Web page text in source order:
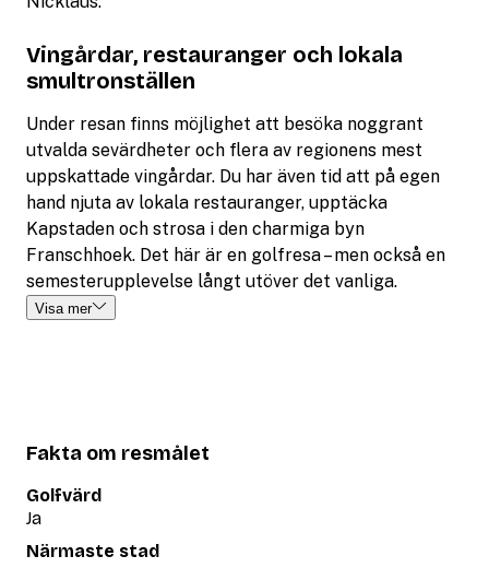
Vingårdar, restauranger och lokala
smultronställen
Under resan finns möjlighet att besöka noggrant
utvalda sevärdheter och flera av regionens mest
uppskattade vingårdar. Du har även tid att på egen
hand njuta av lokala restauranger, upptäcka
Kapstaden och strosa i den charmiga byn
Franschhoek. Det här är en golfresa – men också en
semesterupplevelse långt utöver det vanliga.
Visa mer
Fakta om resmålet
Golfvärd
Ja
Närmaste stad